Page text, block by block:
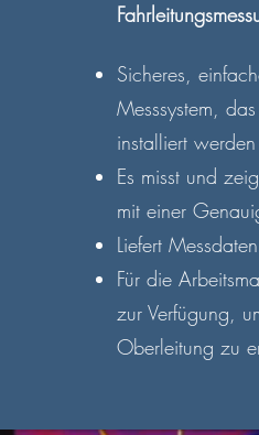
Sicheres,
Messsystem,
installiert
Es misst und
mit einer
Liefert
Für die
zur Verfügung,
Oberleitung zu